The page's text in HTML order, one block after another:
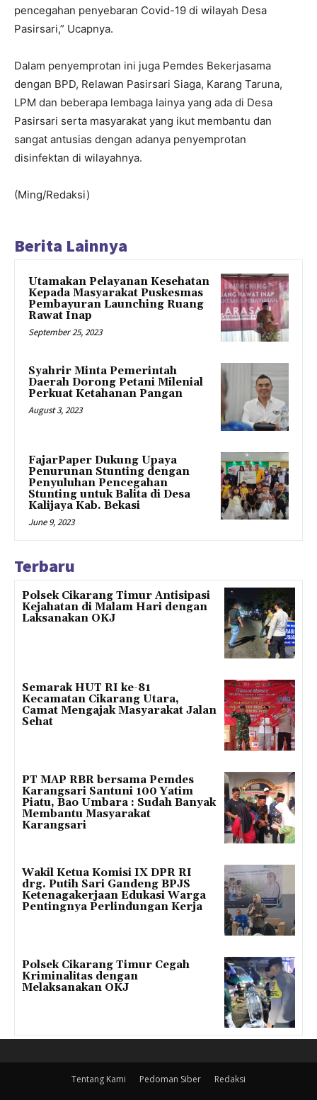
pencegahan penyebaran Covid-19 di wilayah Desa
Pasirsari,” Ucapnya.
Dalam penyemprotan ini juga Pemdes Bekerjasama
dengan BPD, Relawan Pasirsari Siaga, Karang Taruna,
LPM dan beberapa lembaga lainya yang ada di Desa
Pasirsari serta masyarakat yang ikut membantu dan
sangat antusias dengan adanya penyemprotan
disinfektan di wilayahnya.
(Ming/Redaksi)
Berita Lainnya
Utamakan Pelayanan Kesehatan
Kepada Masyarakat Puskesmas
Pembayuran Launching Ruang
Rawat Inap
September 25, 2023
Syahrir Minta Pemerintah
Daerah Dorong Petani Milenial
Perkuat Ketahanan Pangan
August 3, 2023
FajarPaper Dukung Upaya
Penurunan Stunting dengan
Penyuluhan Pencegahan
Stunting untuk Balita di Desa
Kalijaya Kab. Bekasi
June 9, 2023
Terbaru
Polsek Cikarang Timur Antisipasi
Kejahatan di Malam Hari dengan
Laksanakan OKJ
Semarak HUT RI ke-81
Kecamatan Cikarang Utara,
Camat Mengajak Masyarakat Jalan
Sehat
PT MAP RBR bersama Pemdes
Karangsari Santuni 100 Yatim
Piatu, Bao Umbara : Sudah Banyak
Membantu Masyarakat
Karangsari
Wakil Ketua Komisi IX DPR RI
drg. Putih Sari Gandeng BPJS
Ketenagakerjaan Edukasi Warga
Pentingnya Perlindungan Kerja
Polsek Cikarang Timur Cegah
Kriminalitas dengan
Melaksanakan OKJ
Tentang Kami Pedoman Siber Redaksi